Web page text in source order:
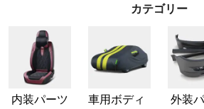
カテゴリー
内装パーツ
車用ボディ
外装